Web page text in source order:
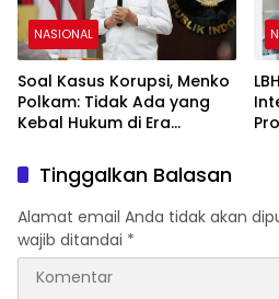
NASIONAL
Soal Kasus Korupsi, Menko
Polkam: Tidak Ada yang
Kebal Hukum di Era
Tinggalkan Balasan
Alamat email Anda tidak akan
wajib ditandai *